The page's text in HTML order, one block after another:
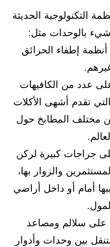
التكنولوجية الحديثة
بالوحدات مثل:
أنظمة إطفاء الحرائق
عدد من الكافيهات
تقدم أشهى الأكلات
مختلف المطابخ حول
العالم.
جراجات كبيرة لركن
والزوار بها،
أمام أو داخل أراضي
المول.
على سلالم ومصاعد
بين وحدات وأدوار